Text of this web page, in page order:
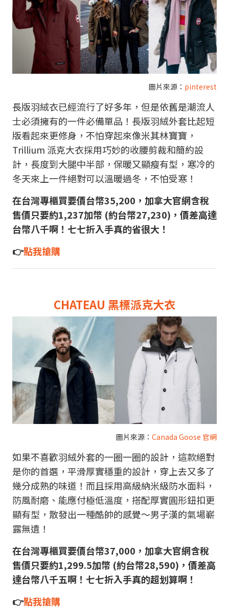
圖片來源： pinterest
長版羽絨衣已經流行了好多年，但是依舊是潮流人
士必須擁有的一件必備單品！長版羽絨外套比起短
版看起來更修身，不怕穿起來像米其林寶寶，
Trillium 派克大衣採用巧妙的收腰剪裁和簡約設
計，長度到大腿中半部，保暖又顯瘦有型，寒冷的
冬天來上一件絕對可以溫暖過冬，不怕受寒！
在台灣專櫃買要價台幣35,200，加拿大官網含稅
售價只要約1,237加幣 (約台幣27,230)，價差高達
台幣八千啊！七七折入手真的省很大！
👉點我搶購
CHATEAU 黑標派克大衣
圖片來源： Canada Goose 官網
如果不喜歡羽絨外套的一圈一圈的設計，這款絕對
是你的首選，平滑厚實穩重的設計，穿上去又多了
幾分成熟的味道！而且採用高級納米級防水面料，
防風耐磨、能應付極低溫度，搭配厚實圓形鈕扣更
顯有型，散發出一種酷帥的感覺～男子漢的氣場嶄
露無遺！
在台灣專櫃買要價台幣37,000，加拿大官網含稅
售價只要約1,299.5加幣 (約台幣28,590)，價差高
達台幣八千五啊！七七折入手真的超划算啊！
👉點我搶購